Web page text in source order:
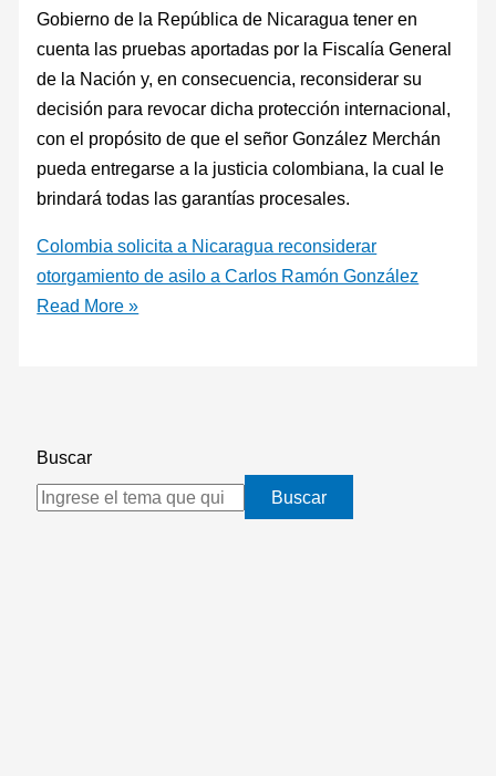
Gobierno de la República de Nicaragua tener en
cuenta las pruebas aportadas por la Fiscalía General
de la Nación y, en consecuencia, reconsiderar su
decisión para revocar dicha protección internacional,
con el propósito de que el señor González Merchán
pueda entregarse a la justicia colombiana, la cual le
brindará todas las garantías procesales.
Colombia solicita a Nicaragua reconsiderar
otorgamiento de asilo a Carlos Ramón González
Read More »
Buscar
Buscar